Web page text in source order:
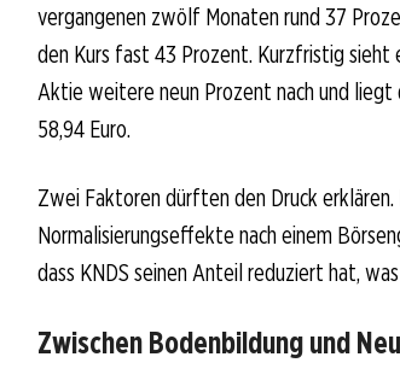
vergangenen zwölf Monaten rund 37
den Kurs fast 43 Prozent. Kurzfristig sieht
Aktie weitere neun Prozent nach und
58,94 Euro.
Zwei Faktoren dürften den Druck
Normalisierungseffekte nach einem
dass KNDS seinen Anteil reduziert hat,
Zwischen Bodenbildung und